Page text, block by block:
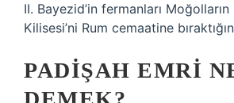
II. Bayezid’in fermanları
Kilisesi’ni Rum cemaatine
PADIŞAH EMRI